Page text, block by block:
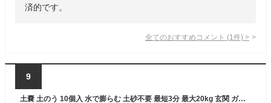
済的です。
全てのおすすめコメント (1 件) >
9
土嚢 土のう 10個入 水で膨らむ 土砂不要 最短3分 最大20kg 玄関 ガレージ 排水溝 約2.2m せき止める 大雨 豪雨 台風 水害 浸水対策 防災 防災用品 土嚢袋 緊急 簡易土のう 使い切り アイリスオーヤマ MKD-10 *